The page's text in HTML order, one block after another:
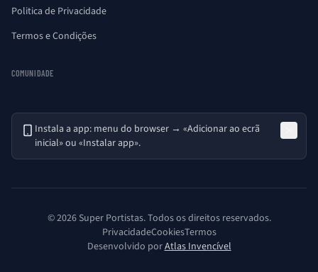
Politica de Privacidade
Termos e Condições
COMUNIDADE
Instala a app: menu do browser → «Adicionar ao ecrã
inicial» ou «Instalar app».
© 2026 Super Portistas. Todos os direitos reservados.
PrivacidadeCookiesTermos
Desenvolvido porAtlas Invencível